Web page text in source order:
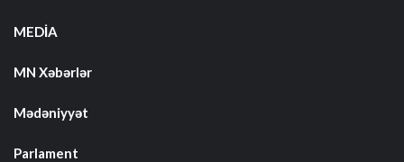
MEDİA
MN Xəbərlər
Mədəniyyət
Parlament